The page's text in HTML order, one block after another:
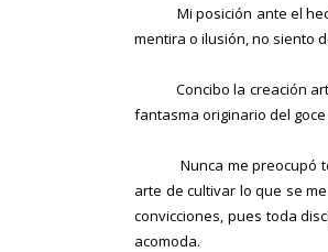
Mi posición ante el hecho
mentira o ilusión, no siento
Concibo la creación
fantasma originario del
Nunca me preocupó
arte de cultivar lo que se
convicciones, pues toda
acomoda.